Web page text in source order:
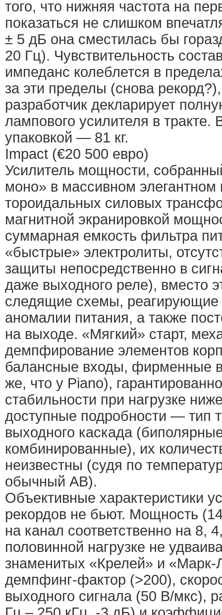
того, что нижняя частота на
показаться не слишком
± 5 дБ она сместилась бы
20 Гц). Чувствительность
импеданс колеблется в
за эти пределы (снова
разработчик декларирует
лампового усилителя в тракте.
упаковкой — 81 кг.
Impact (€20 500 евро)
Усилитель мощности,
моно» в массивном элегантном
тороидальных силовых
магнитной экранировкой
суммарная емкость фильтра
«быстрые» электролиты,
защиты непосредственно в
даже выходного реле), вместо
следящие схемы, реагирующие
аномалии питания, а также
на выходе. «Мягкий» старт,
демпфирование элементов
балансные входы, фирменные
же, что у Piano),
стабильности при нагрузке
доступные подробности — тип
выходного каскада
комбинированные), их
неизвестны (судя по
обычный AB).
Объективные характеристики
рекордов не бьют. Мощность
на канал соответственно на 8,
половинной нагрузке не
знаменитых «Крелей» и «Марк-
демпфинг-фактор (>200),
выходного сигнала (50 В/мкс),